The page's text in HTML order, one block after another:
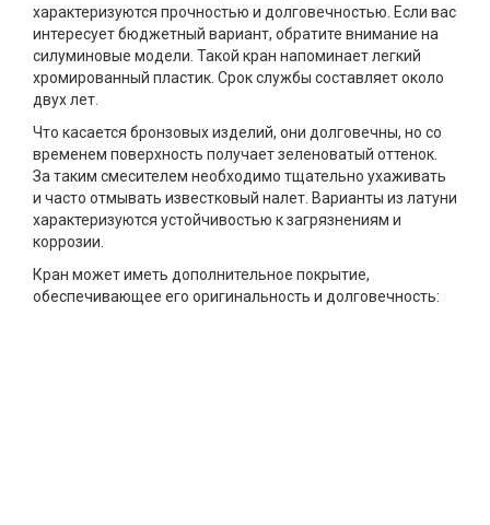
характеризуются прочностью и долговечностью. Если вас
интересует бюджетный вариант, обратите внимание на
силуминовые модели. Такой кран напоминает легкий
хромированный пластик. Срок службы составляет около
двух лет.
Что касается бронзовых изделий, они долговечны, но со
временем поверхность получает зеленоватый оттенок.
За таким смесителем необходимо тщательно ухаживать
и часто отмывать известковый налет. Варианты из латуни
характеризуются устойчивостью к загрязнениям и
коррозии.
Кран может иметь дополнительное покрытие,
обеспечивающее его оригинальность и долговечность: